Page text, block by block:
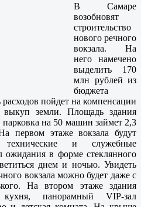
В Самаре
возобновят
строительство
нового речного
вокзала. На
него намечено
выделить 170
млн рублей из
бюджета
расходов пойдет на компенсации
выкуп земли. Площадь здания
парковка на 50 машин займет 2,3
первом этаже вокзала будут
технические и служебные
ожидания в форме стеклянного
днем и ночью. Увидеть
вокзала можно будет даже с
На втором этаже здания
кухня, панорамный VIP-зал